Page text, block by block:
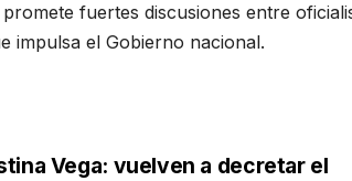
promete fuertes discusiones entre
impulsa el Gobierno nacional.
Vega: vuelven a decretar el